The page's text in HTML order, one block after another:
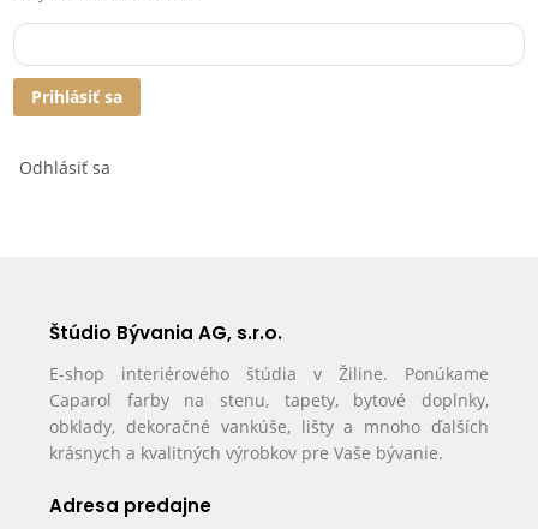
Prihlásiť sa
Odhlásiť sa
Štúdio Bývania AG, s.r.o.
E-shop interiérového štúdia v Žiline. Ponúkame
Caparol farby na stenu, tapety, bytové doplnky,
obklady, dekoračné vankúše, lišty a mnoho ďalších
krásnych a kvalitných výrobkov pre Vaše bývanie.
Adresa predajne